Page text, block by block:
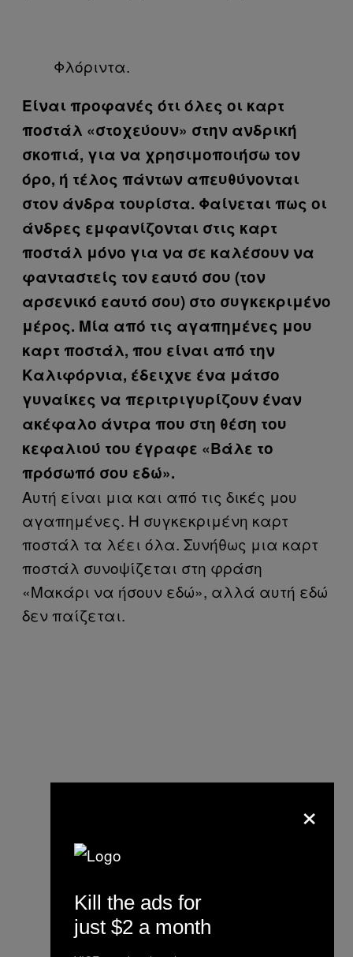
Φλόριντα.
Είναι προφανές ότι όλες οι καρτ
ποστάλ «στοχεύουν» στην ανδρική
σκοπιά, για να χρησιμοποιήσω τον
όρο, ή τέλος πάντων απευθύνονται
στον άνδρα τουρίστα. Φαίνεται πως οι
άνδρες εμφανίζονται στις καρτ
ποστάλ μόνο για να σε καλέσουν να
φανταστείς τον εαυτό σου (τον
αρσενικό εαυτό σου) στο συγκεκριμένο
μέρος. Μία από τις αγαπημένες μου
καρτ ποστάλ, που είναι από την
Καλιφόρνια, έδειχνε ένα μάτσο
γυναίκες να περιτριγυρίζουν έναν
ακέφαλο άντρα που στη θέση του
κεφαλιού του έγραφε «Βάλε το
πρόσωπό σου εδώ».
Αυτή είναι μια και από τις δικές μου
αγαπημένες. Η συγκεκριμένη καρτ
ποστάλ τα λέει όλα. Συνήθως μια καρτ
ποστάλ συνοψίζεται στη φράση
«Μακάρι να ήσουν εδώ», αλλά αυτή εδώ
δεν παίζεται.
×
Kill the ads for
just $2 a month